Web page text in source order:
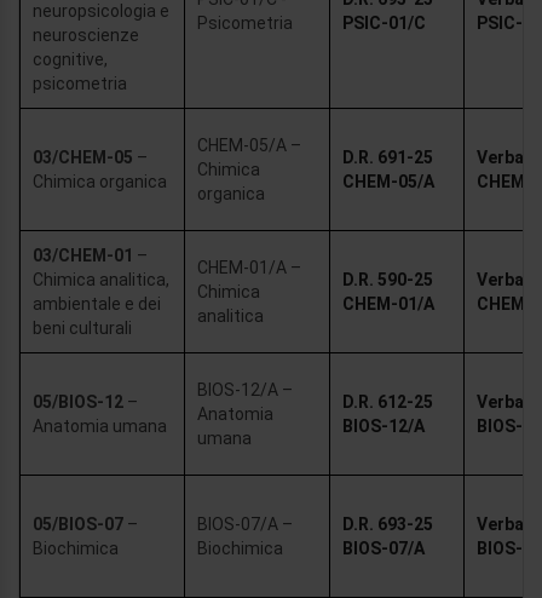
neuropsicologia e
neuroscienze
cognitive,
psicometria
Psicometria
PSIC-01/C
PSIC-
03/CHEM-05 –
Chimica organica
CHEM-05/A –
Chimica
organica
D.R. 691-25
CHEM-05/A
Verbale
CHEM-
03/CHEM-01 –
Chimica analitica,
ambientale e dei
beni culturali
CHEM-01/A –
Chimica
analitica
D.R. 590-25
CHEM-01/A
Verbale
CHEM-
05/BIOS-12 –
Anatomia umana
BIOS-12/A –
Anatomia
umana
D.R. 612-25
BIOS-12/A
Verbale
BIOS-
05/BIOS-07 –
Biochimica
BIOS-07/A –
Biochimica
D.R. 693-25
BIOS-07/A
Verbale
BIOS-